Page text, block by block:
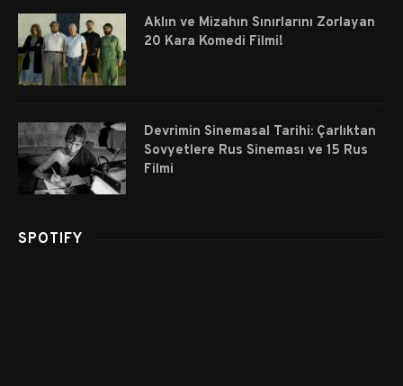
Aklın ve Mizahın Sınırlarını Zorlayan
20 Kara Komedi Filmi!
Devrimin Sinemasal Tarihi: Çarlıktan
Sovyetlere Rus Sineması ve 15 Rus
Filmi
SPOTIFY